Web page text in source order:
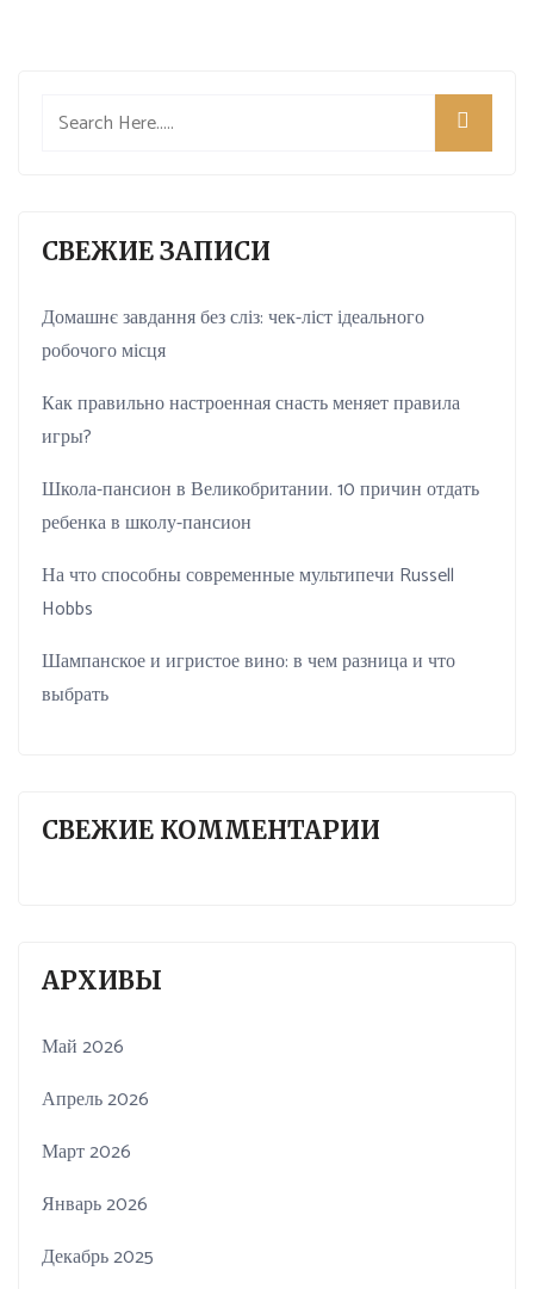
СВЕЖИЕ ЗАПИСИ
Домашнє завдання без сліз: чек-ліст ідеального
робочого місця
Как правильно настроенная снасть меняет правила
игры?
Школа-пансион в Великобритании. 10 причин отдать
ребенка в школу-пансион
На что способны современные мультипечи Russell
Hobbs
Шампанское и игристое вино: в чем разница и что
выбрать
СВЕЖИЕ КОММЕНТАРИИ
АРХИВЫ
Май 2026
Апрель 2026
Март 2026
Январь 2026
Декабрь 2025